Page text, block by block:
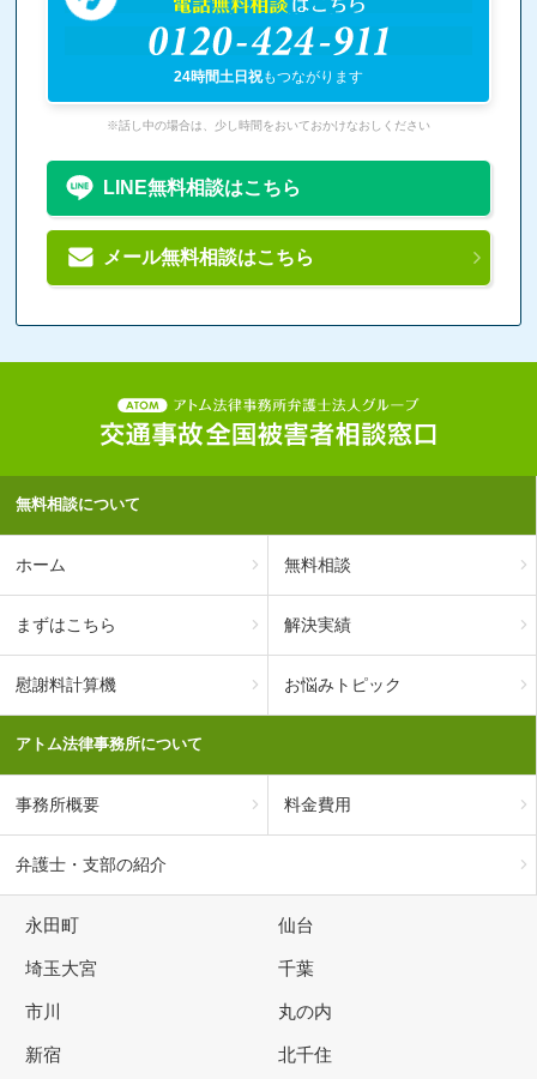
電話無料相談はこちら
0120-424-911
24時間土日祝もつながります
※話し中の場合は、少し時間をおいておかけなおしください
LINE無料相談はこちら
メール無料相談はこちら
無料相談について
ホーム 無料相談
まずはこちら 解決実績
慰謝料計算機 お悩みトピック
アトム法律事務所について
事務所概要 料金費用
弁護士・支部の紹介
永田町 仙台
埼玉大宮 千葉
市川 丸の内
新宿 北千住